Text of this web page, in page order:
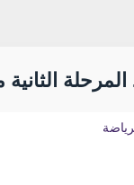
الثانية